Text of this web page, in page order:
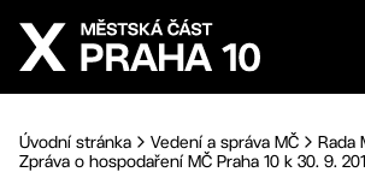
Přejít na hlavní obsah
Úvodní stránka Vedení a správa MČ Rada
Zpráva o hospodaření MČ Praha 10 k 30. 9.